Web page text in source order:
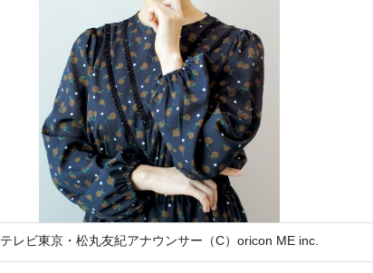
テレビ東京・松丸友紀アナウンサー（C）oricon ME inc.